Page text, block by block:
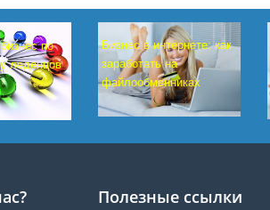
по
леденцов
Бизнес в интернете: как
заработать на
файлообменниках
Полезные ссылки